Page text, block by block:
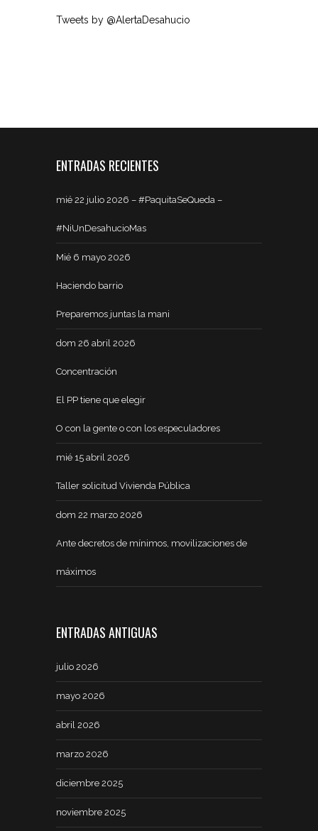
Tweets by @AlertaDesahucio
ENTRADAS RECIENTES
mié 22 julio 2026 – #PaquitaSeQueda –
#NiUnDesahucioMas
Mié 6 mayo 2026
Haciendo barrio
Preparemos juntas la mani
dom 26 abril 2026
Concentración
El PP tiene que elegir
O con la gente o con los especuladores
mié 15 abril 2026
Taller solicitud Vivienda Pública
dom 22 marzo 2026
Ante decretos de mínimos, movilizaciones de
máximos
ENTRADAS ANTIGUAS
julio 2026
mayo 2026
abril 2026
marzo 2026
diciembre 2025
noviembre 2025